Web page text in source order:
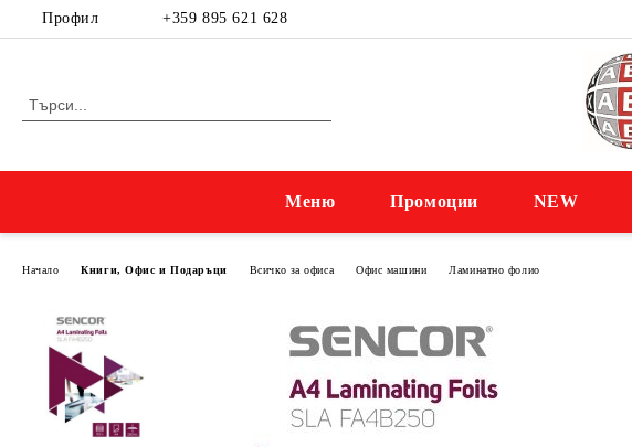
Профил +359 895 621 628
Меню Промоции NEW
Начало Книги, Офис и Подаръци Всичко за офиса Офис машини Ламинатно фолио